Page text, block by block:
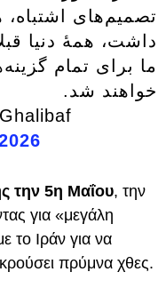
تصمیم‌های اشتباه،
داشت، همهٔ دنیا
ما برای تمام
خواهند شد.
την 5η Μαΐου, την
για «μεγάλη
το Ιράν για να
πρύμνα χθες.